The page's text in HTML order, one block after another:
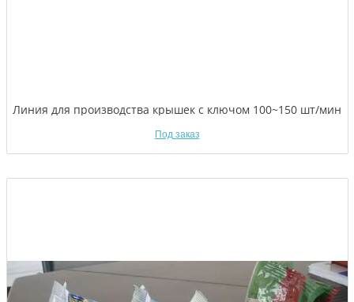
Линия для производства крышек с ключом 100~150 шт/мин
Под заказ